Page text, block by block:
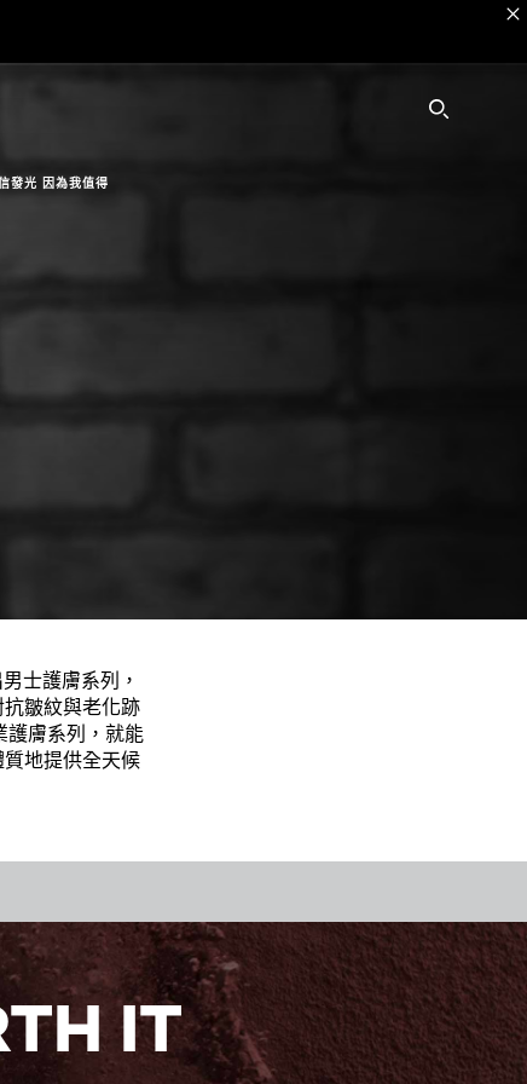
發光 因為我值得
士護膚系列，
皺紋與老化跡
護膚系列，就能
地提供全天候
IT